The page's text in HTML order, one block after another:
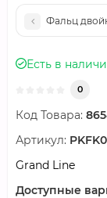
Фальц
Есть в
0
Код Товара:
Артикул:
Grand Line
Доступные